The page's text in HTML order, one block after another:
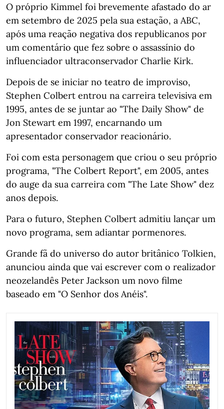
O próprio Kimmel foi brevemente afastado do ar
em setembro de 2025 pela sua estação, a ABC,
após uma reação negativa dos republicanos por
um comentário que fez sobre o assassínio do
influenciador ultraconservador Charlie Kirk.
Depois de se iniciar no teatro de improviso,
Stephen Colbert entrou na carreira televisiva em
1995, antes de se juntar ao "The Daily Show" de
Jon Stewart em 1997, encarnando um
apresentador conservador reacionário.
Foi com esta personagem que criou o seu próprio
programa, "The Colbert Report", em 2005, antes
do auge da sua carreira com "The Late Show" dez
anos depois.
Para o futuro, Stephen Colbert admitiu lançar um
novo programa, sem adiantar pormenores.
Grande fã do universo do autor britânico Tolkien,
anunciou ainda que vai escrever com o realizador
neozelandês Peter Jackson um novo filme
baseado em "O Senhor dos Anéis".